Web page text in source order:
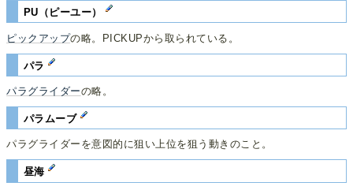
PU（ピーユー）
ピックアップの略。PICKUPから取られている。
パラ
パラグライダーの略。
パラムーブ
パラグライダーを意図的に狙い上位を狙う動きのこと。
昼海